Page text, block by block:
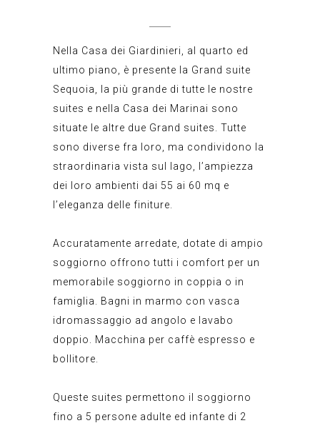
Nella Casa dei Giardinieri, al quarto ed
ultimo piano, è presente la Grand suite
Sequoia, la più grande di tutte le nostre
suites e nella Casa dei Marinai sono
situate le altre due Grand suites. Tutte
sono diverse fra loro, ma condividono la
straordinaria vista sul lago, l’ampiezza
dei loro ambienti dai 55 ai 60 mq e
l’eleganza delle finiture.
Accuratamente arredate, dotate di ampio
soggiorno offrono tutti i comfort per un
memorabile soggiorno in coppia o in
famiglia. Bagni in marmo con vasca
idromassaggio ad angolo e lavabo
doppio. Macchina per caffè espresso e
bollitore.
Queste suites permettono il soggiorno
fino a 5 persone adulte ed infante di 2